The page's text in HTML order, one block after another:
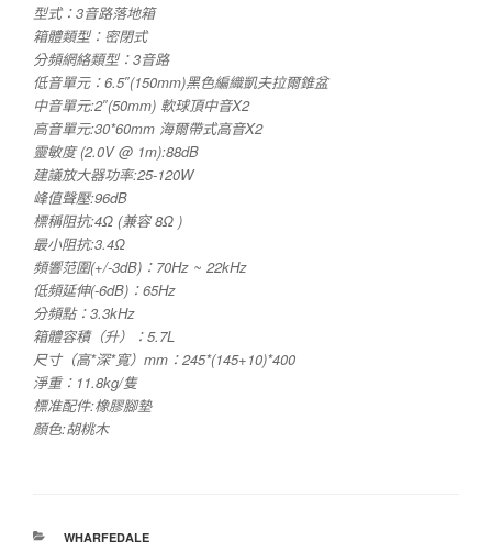
型式：3音路落地箱
箱體類型：密閉式
分頻網絡類型：3音路
低音單元：6.5″(150mm)黑色編織凱夫拉爾錐盆
中音單元:2″(50mm) 軟球頂中音X2
高音單元:30*60mm 海爾帶式高音X2
靈敏度 (2.0V @ 1m):88dB
建議放大器功率:25-120W
峰值聲壓:96dB
標稱阻抗:4Ω (兼容 8Ω )
最小阻抗:3.4Ω
頻響范圍(+/-3dB)：70Hz ~ 22kHz
低頻延伸(-6dB)：65Hz
分頻點：3.3kHz
箱體容積（升）：5.7L
尺寸（高*深*寬）mm：245*(145+10)*400
淨重：11.8kg/隻
標准配件:橡膠腳墊
顏色:胡桃木
分
WHARFEDALE